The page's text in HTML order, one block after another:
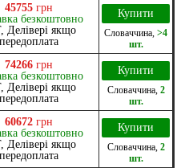
45755 грн
безкоштовно
Делівері якщо
передоплата
Купити
Словаччина >4
шт.
74266 грн
безкоштовно
Делівері якщо
передоплата
Купити
Словаччина, 2
шт.
60672 грн
безкоштовно
Делівері якщо
передоплата
Купити
Словаччина, 2
шт.